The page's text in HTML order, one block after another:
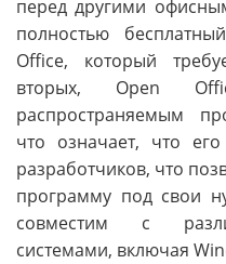
перед другими
полностью
Office, который
вторых, Open
распространяемым
что означает, что
разработчиков, что
программу под свои
совместим с
системами, включая